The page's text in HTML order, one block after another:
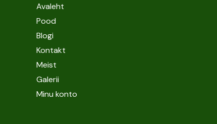
Avaleht
Pood
Blogi
Kontakt
Meist
Galerii
Minu konto